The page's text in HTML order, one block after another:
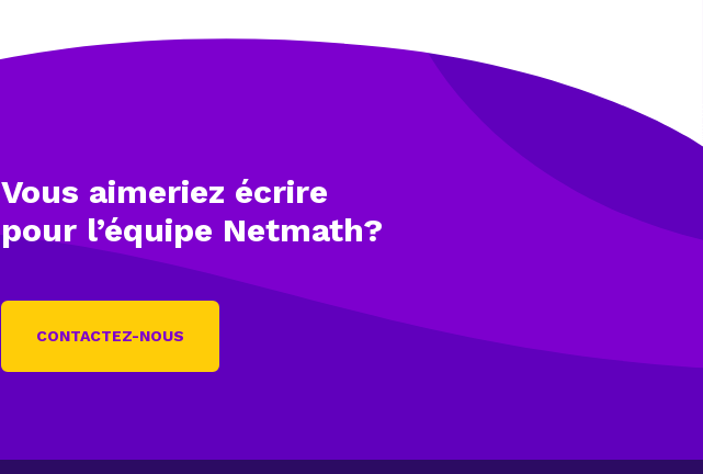
Vous aimeriez écrire
pour l’équipe Netmath?
CONTACTEZ-NOUS